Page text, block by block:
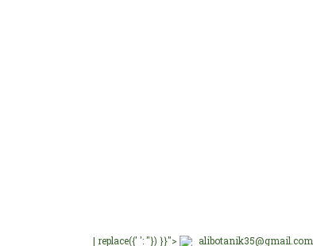
| replace({' ': ''}) }}"> alibotanik35@gmail.com